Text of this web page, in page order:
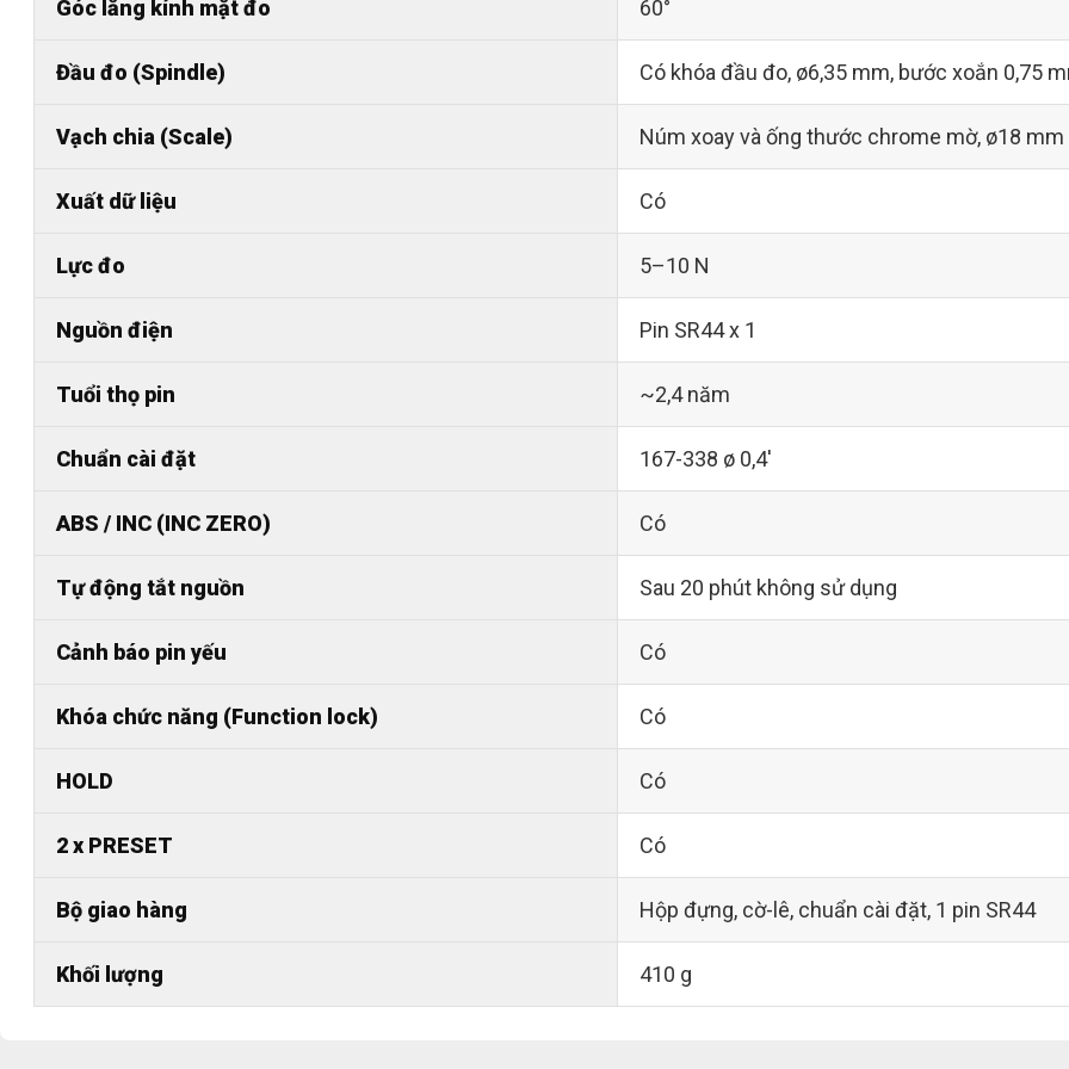
Góc lăng kính mặt đo 60°
Đầu đo (Spindle) Có khóa đầu đo, ø6,35 mm, bước xoắn 0,75
Vạch chia (Scale) Núm xoay và ống thước chrome mờ, ø18 mm
Xuất dữ liệu Có
Lực đo 5–10 N
Nguồn điện Pin SR44 x 1
Tuổi thọ pin ~2,4 năm
Chuẩn cài đặt 167-338 ø 0,4'
ABS / INC (INC ZERO) Có
Tự động tắt nguồn Sau 20 phút không sử dụng
Cảnh báo pin yếu Có
Khóa chức năng (Function lock) Có
HOLD Có
2 x PRESET Có
Bộ giao hàng Hộp đựng, cờ-lê, chuẩn cài đặt, 1 pin SR44
Khối lượng 410 g